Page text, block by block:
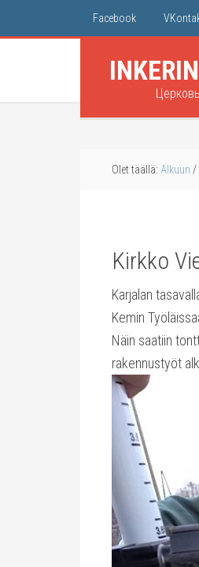
Facebook
Olet täällä: Alkuun /
Kirkko
Karjalan
Kemin
Näin saatiin
rakennustyöt